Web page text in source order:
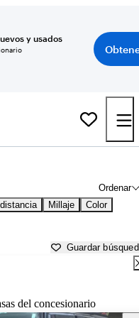
y usados
Ordenar
Millaje Color
Guardar
del concesionario